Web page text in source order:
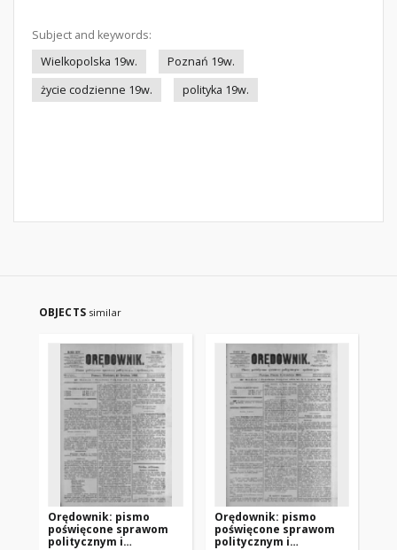
Subject and keywords:
Wielkopolska 19w.
Poznań 19w.
życie codzienne 19w.
polityka 19w.
OBJECTS similar
Orędownik: pismo
poświęcone sprawom
politycznym i
Orędownik: pismo
poświęcone sprawom
politycznym i